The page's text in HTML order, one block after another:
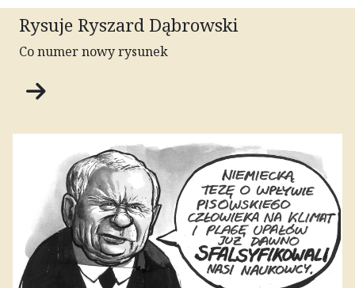
Rysuje Ryszard Dąbrowski
Co numer nowy rysunek